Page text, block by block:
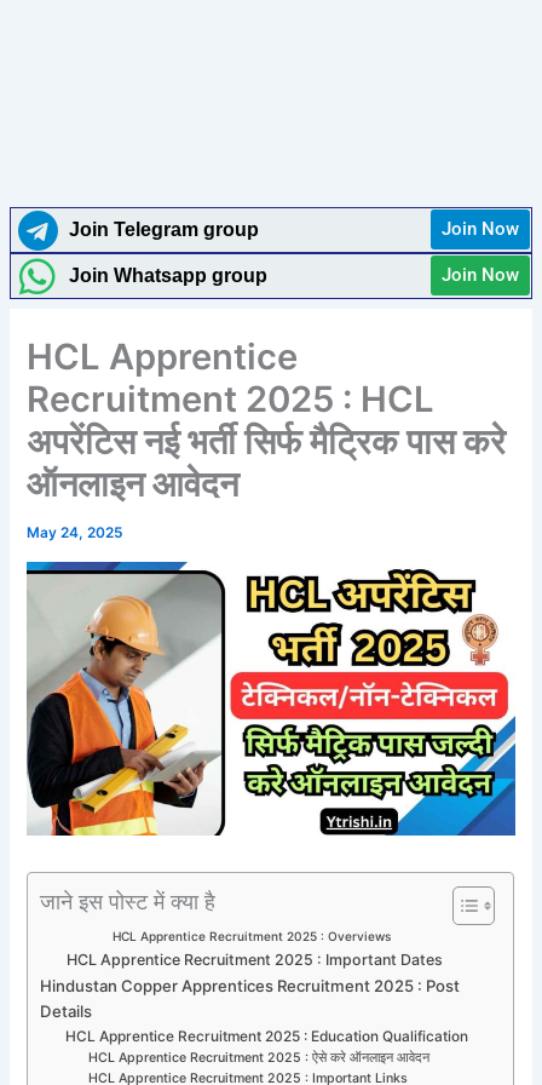
Join Telegram group Join Now
Join Whatsapp group Join Now
HCL Apprentice
Recruitment 2025 : HCL
अपरेंटिस नई भर्ती सिर्फ मैट्रिक पास करे
ऑनलाइन आवेदन
May 24, 2025
जाने इस पोस्ट में क्या है
HCL Apprentice Recruitment 2025 : Overviews
HCL Apprentice Recruitment 2025 : Important Dates
Hindustan Copper Apprentices Recruitment 2025 : Post
Details
HCL Apprentice Recruitment 2025 : Education Qualification
HCL Apprentice Recruitment 2025 : ऐसे करे ऑनलाइन आवेदन
HCL Apprentice Recruitment 2025 : Important Links